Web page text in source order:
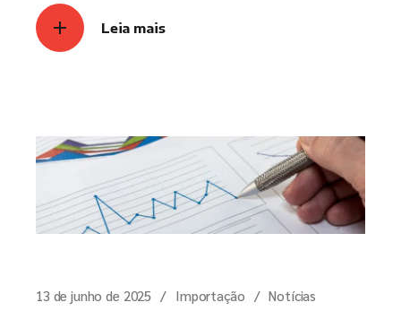
Leia mais
13 de junho de 2025 Importação Notícias